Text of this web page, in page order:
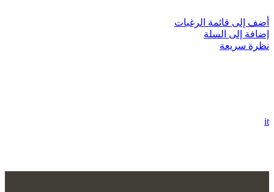
أضف إلى قائمة الرغبات
إضافة إلى السلة
نظرة سريعة
it